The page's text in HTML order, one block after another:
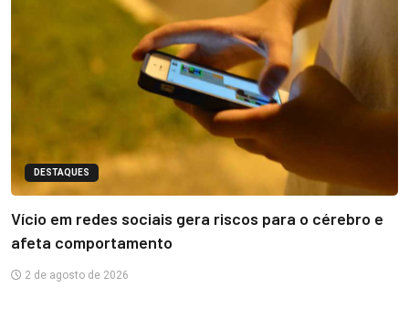
DESTAQUES
Vício em redes sociais gera riscos para o cérebro e
afeta comportamento
2 de agosto de 2026